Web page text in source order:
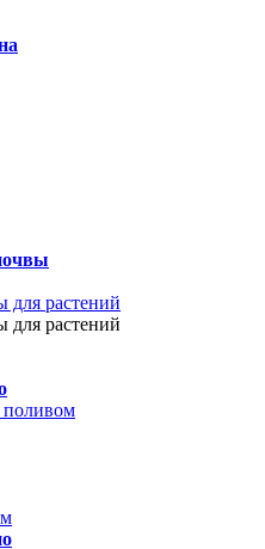
для растений
для растений